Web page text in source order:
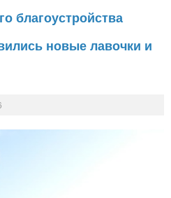
благоустройства
новые лавочки и